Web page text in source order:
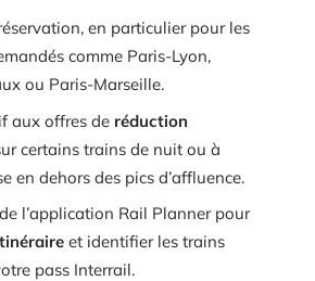
en particulier pour les
comme Paris-Lyon,
ou Paris-Marseille.
aux offres de réduction
certains trains de nuit ou à
en dehors des pics d’affluence.
l’application Rail Planner pour
et identifier les trains
pass Interrail.